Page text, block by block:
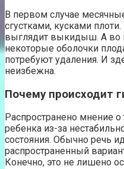
В первом случае
сгустками, кусками
выглядит выкидыш. А во
некоторые оболочки
потребуют удаления. И
неизбежна.
Почему происходит
Распространено мнение
ребенка из-за
состояния. Обычно речь
распространенный
Конечно, это не лишено